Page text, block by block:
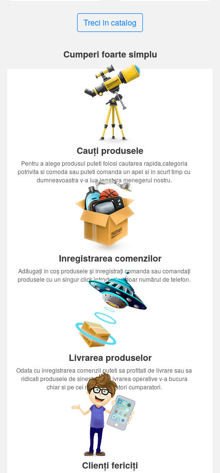
Treci in catalog
Cumperi foarte simplu
Cauți produsele
Pentru a alege produsul puteti folosi cautarea rapida,categoria
potrivita si comoda sau puteti comanda un apel si in scurt timp cu
dumneavoastra v-a lua legatura menegerul nostru.
Inregistrarea comenzilor
Adăugați în coș produsele și înregistrați comanda sau comandați
produsele cu un singur click introducînd doar numărul de telefon.
Livrarea produselor
Odata cu inregistrarea comenzii puteti sa profitati de livrare sau sa
ridicati produsele de sinestatator.Livrarea operative v-a bucura
chiar si pe cei mai nerabdatori cumparatori.
Clienți fericiți